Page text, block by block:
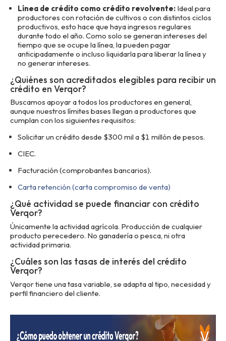
Línea de crédito como crédito revolvente: Ideal para
productores con rotación de cultivos o con distintos ciclos
productivos, esto hace que haya ingresos regulares
durante todo el año. Como solo se generan intereses del
tiempo que se ocupe la línea, la pueden pagar
anticipadamente o incluso liquidarla para liberar la línea y
no generar intereses.
¿Quiénes son acreditados elegibles para recibir un
crédito en Verqor?
Buscamos apoyar a todos los productores en general,
aunque nuestros límites bases llegan a productores que
cumplan con los siguientes requisitos:
Solicitar un crédito desde $300 mil a $1 millón de pesos.
CIEC.
Facturación (comprobantes bancarios).
Carta retención (carta compromiso de venta)
¿Qué actividad se puede financiar con crédito
Verqor?
Únicamente la actividad agrícola. Producción de cualquier
producto perecedero. No ganadería o pesca, ni otra
actividad primaria.
¿Cuáles son las tasas de interés del crédito
Verqor?
Verqor tiene una tasa variable, se adapta al tipo, necesidad y
perfil financiero del cliente.